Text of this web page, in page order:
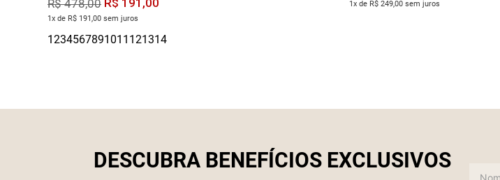
R$ 478,00 R$ 191 ,00
1x de R$ 191,00 sem juros
1x de R$ 249,00 sem juros
DESCUBRA BENEFÍCIOS EXCLUSIVOS